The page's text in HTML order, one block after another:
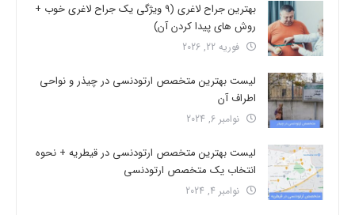
بهترین جراح لاغری (9 ویژگی یک جراح لاغری خوب +
روش های پیدا کردن آن)
فوریه 22, 2026
لیست بهترین متخصص ارتودنسی در چیذر و نواحی
اطراف آن
نوامبر 6, 2024
لیست بهترین متخصص ارتودنسی در قیطریه + نحوه
انتخاب یک متخصص ارتودنسی
نوامبر 4, 2024